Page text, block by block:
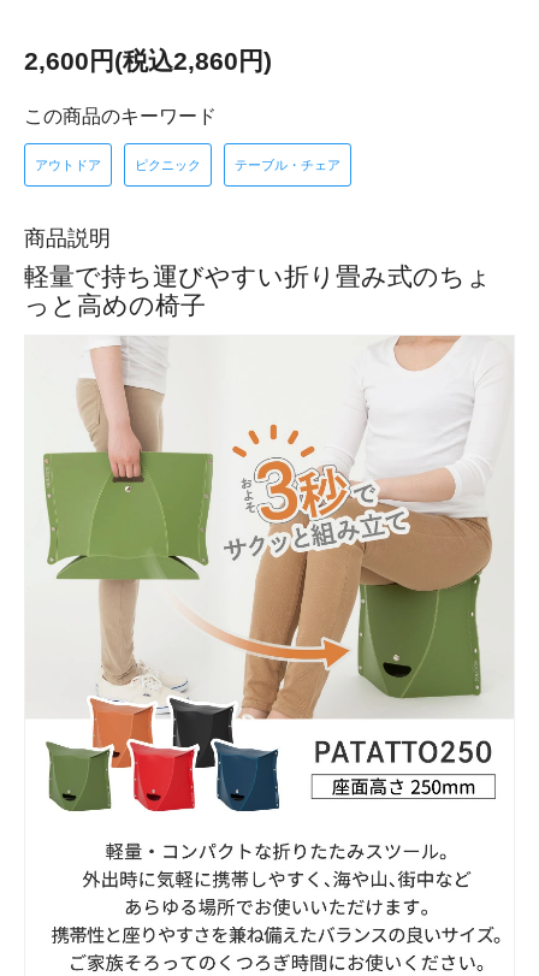
2,600円(税込2,860円)
この商品のキーワード
アウトドア ピクニック テーブル・チェア
商品説明
軽量で持ち運びやすい折り畳み式のちょ
っと高めの椅子